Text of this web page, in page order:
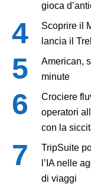
gioca
Scoprire il
lancia il
American,
minute
Crociere
operatori
con la
TripSuite
l’IA nelle
di viaggi